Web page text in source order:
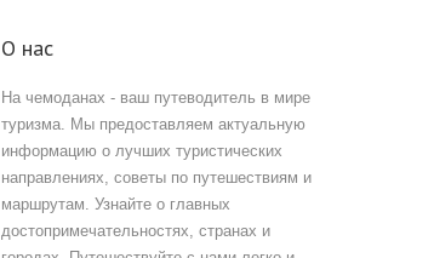
О нас
На чемоданах - ваш путеводитель в мире
туризма. Мы предоставляем актуальную
информацию о лучших туристических
направлениях, советы по путешествиям и
маршрутам. Узнайте о главных
достопримечательностях, странах и